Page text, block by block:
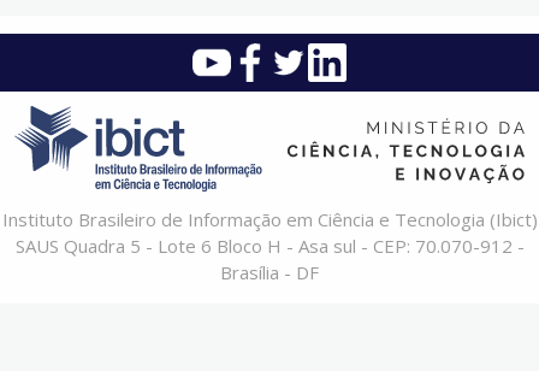
Instituto Brasileiro de Informação em Ciência e Tecnologia (Ibict)
SAUS Quadra 5 - Lote 6 Bloco H - Asa sul - CEP: 70.070-912 -
Brasília - DF